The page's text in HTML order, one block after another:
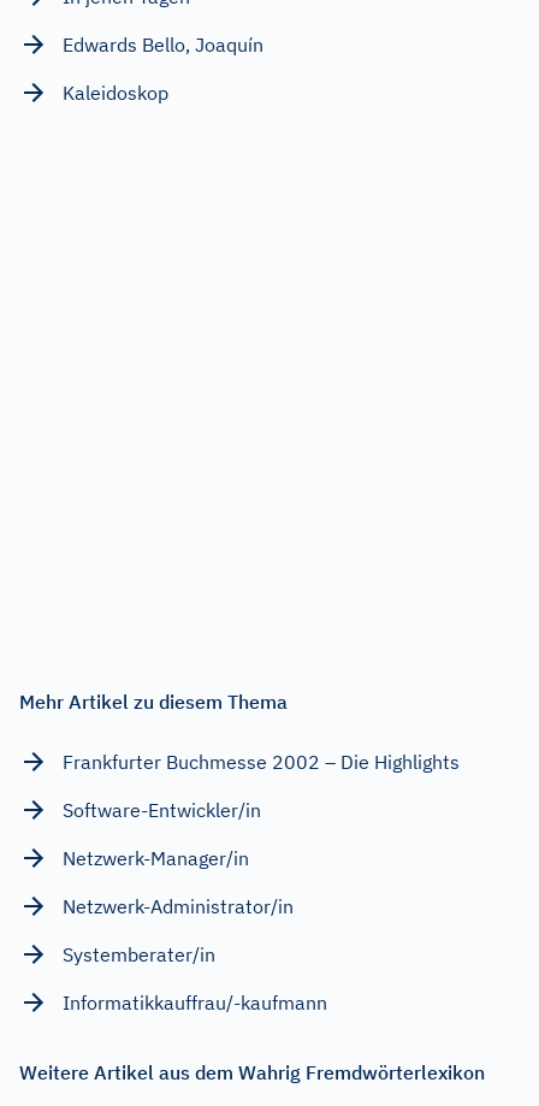
Edwards Bello, Joaquín
Kaleidoskop
Mehr Artikel zu diesem Thema
Frankfurter Buchmesse 2002 – Die Highlights
Software-Entwickler/in
Netzwerk-Manager/in
Netzwerk-Administrator/in
Systemberater/in
Informatikkauffrau/-kaufmann
Weitere Artikel aus dem Wahrig Fremdwörterlexikon